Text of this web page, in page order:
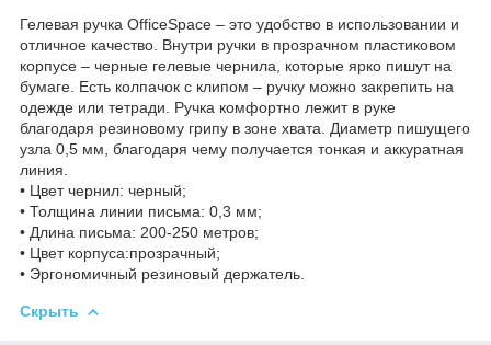
Гелевая ручка OfficeSpace – это удобство в использовании и
отличное качество. Внутри ручки в прозрачном пластиковом
корпусе – черные гелевые чернила, которые ярко пишут на
бумаге. Есть колпачок с клипом – ручку можно закрепить на
одежде или тетради. Ручка комфортно лежит в руке
благодаря резиновому грипу в зоне хвата. Диаметр пишущего
узла 0,5 мм, благодаря чему получается тонкая и аккуратная
линия.
• Цвет чернил: черный;
• Толщина линии письма: 0,3 мм;
• Длина письма: 200-250 метров;
• Цвет корпуса:прозрачный;
• Эргономичный резиновый держатель.
Скрыть